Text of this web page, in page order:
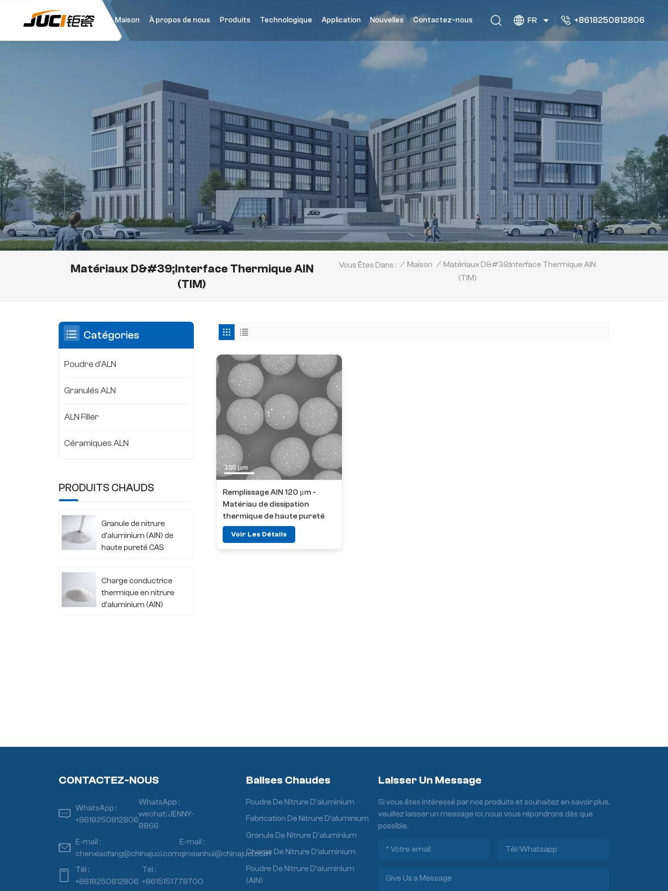
Maison À propos de nous Produits Technologique Application Nouvelles Contactez-nous FR +8618250812806
Matériaux D&#39;interface Thermique AlN
(TIM)
Vous Êtes Dans : / Maison / Matériaux D&#39;interface Thermique AlN
(TIM)
Remplissage AlN 120 μm -
Matériau de dissipation
thermique de haute pureté
Voir Les Détails
Catégories
Poudre d'ALN
Granulés ALN
ALN Filler
Céramiques ALN
PRODUITS CHAUDS
Granule de nitrure
d'aluminium (AlN) de
haute pureté CAS
Charge conductrice
thermique en nitrure
d'aluminium (AlN)
CONTACTEZ-NOUS
WhatsApp :
+8618250812806
WhatsApp :
wechat: JENNY-
8866
E-mail :
chenxiaofang@chinajuci.com
E-mail :
qinxianhui@chinajuci.com
Tél :
+8618250812806
Tél :
+8615151778700
Balises Chaudes
Poudre De Nitrure D'aluminium
Fabrication De Nitrure D'aluminium
Granule De Nitrure D'aluminium
Charge De Nitrure D'aluminium
Poudre De Nitrure D'aluminium
(AlN)
Laisser Un Message
Si vous êtes intéressé par nos produits et souhaitez en savoir plus,
veuillez laisser un message ici, nous vous répondrons dès que
possible.